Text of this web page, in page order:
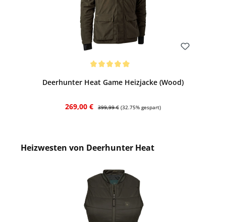
Wie bediene ich meine Deerhunter-HEAT-
Heizweste oder -Heizjacke?
Deerhunter Heat Game Heizjacke (Wood)
Verkaufspreis:
269,00 € 399,99 € (32.75% gespart)
Heizwesten von Deerhunter Heat
Produktgalerie überspringen